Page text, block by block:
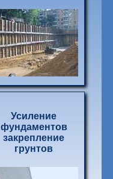
Усиление
фундаментов
закрепление
грунтов